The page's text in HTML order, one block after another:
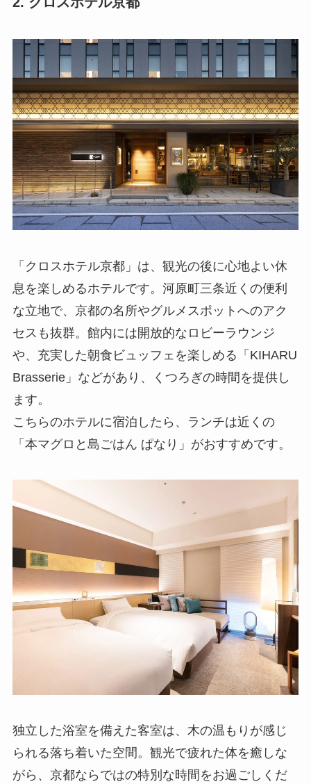
「クロスホテル京都」は、観光の後に心地よい休
息を楽しめるホテルです。河原町三条近くの便利
な立地で、京都の名所やグルメスポットへのアク
セスも抜群。館内には開放的なロビーラウンジ
や、充実した朝食ビュッフェを楽しめる「KIHARU
Brasserie」などがあり、くつろぎの時間を提供し
ます。
こちらのホテルに宿泊したら、ランチは近くの
「本マグロと島ごはん ぱなり」がおすすめです。
独立した浴室を備えた客室は、木の温もりが感じ
られる落ち着いた空間。観光で疲れた体を癒しな
がら、京都ならではの特別な時間をお過ごしくだ